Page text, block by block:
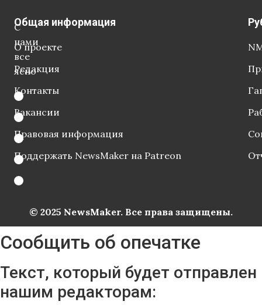
С
нами
все
ясно
Общая информация
О проекте
Редакция
Контакты
Вакансии
Правовая информация
Поддержать NewsMaker на Patreon
© 2025 NewsMaker. Все права защищены.
Сообщить об опечатке
Текст, который будет отправлен
нашим редакторам: